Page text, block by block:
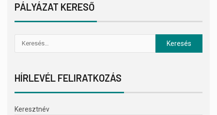
PÁLYÁZAT KERESŐ
HÍRLEVÉL FELIRATKOZÁS
Keresztnév